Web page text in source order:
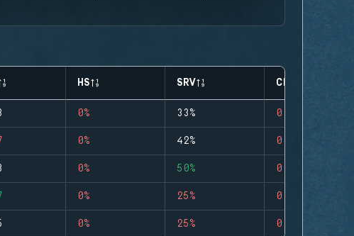
HS SRV CLUTCHES
0% 33% 0
0% 42% 0
0% 50% 0
0% 25% 0
0% 25% 0